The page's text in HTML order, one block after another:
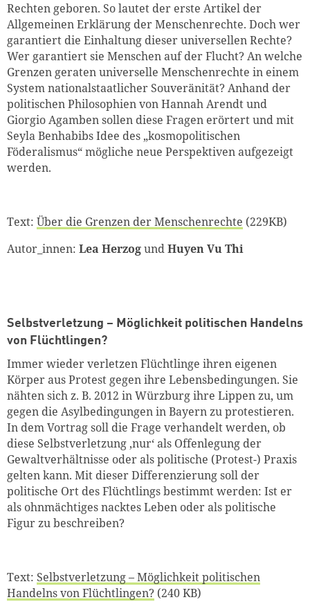
Rechten geboren. So lautet der erste Artikel der
Allgemeinen Erklärung der Menschenrechte. Doch wer
garantiert die Einhaltung dieser universellen Rechte?
Wer garantiert sie Menschen auf der Flucht? An welche
Grenzen geraten universelle Menschenrechte in einem
System nationalstaatlicher Souveränität? Anhand der
politischen Philosophien von Hannah Arendt und
Giorgio Agamben sollen diese Fragen erörtert und mit
Seyla Benhabibs Idee des „kosmopolitischen
Föderalismus“ mögliche neue Perspektiven aufgezeigt
werden.
Text: Über die Grenzen der Menschenrechte (229KB)
Autor_innen: Lea HerzogundHuyen Vu Thi
Selbstverletzung – Möglichkeit politischen Handelns
von Flüchtlingen?
Immer wieder verletzen Flüchtlinge ihren eigenen
Körper aus Protest gegen ihre Lebensbedingungen. Sie
nähten sich z. B. 2012 in Würzburg ihre Lippen zu, um
gegen die Asylbedingungen in Bayern zu protestieren.
In dem Vortrag soll die Frage verhandelt werden, ob
diese Selbstverletzung ‚nur‘ als Offenlegung der
Gewaltverhältnisse oder als politische (Protest-) Praxis
gelten kann. Mit dieser Differenzierung soll der
politische Ort des Flüchtlings bestimmt werden: Ist er
als ohnmächtiges nacktes Leben oder als politische
Figur zu beschreiben?
Text: Selbstverletzung – Möglichkeit politischen
Handelns von Flüchtlingen? (240 KB)
Zum Warenkorb
weiter lesen Zum Warenkorb